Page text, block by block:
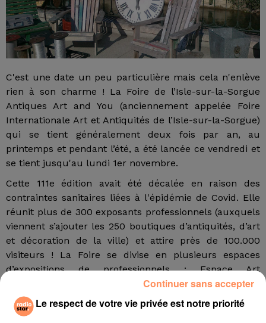
C'est une date un peu particulière mais cela n'enlève
rien à son charme ! La Foire de l’Isle-sur-la-Sorgue
Antiques Art and You (anciennement appelée Foire
Internationale Art et Antiquités de l’Isle-sur-la-Sorgue)
qui se tient généralement deux fois par an, au
printemps et pendant l’été, a été lancée ce vendredi et
se tient jusqu'au lundi 1er novembre.
Cette 111e édition avait été décalée en raison des
contraintes sanitaires liées à l'épidémie de Covid. Elle
réunit plus de 300 exposants professionnels (auxquels
viennent s’ajouter les 250 boutiques d’antiquités, d’art
et décoration de la ville) et attire près de 100.000
visiteurs ! La Foire se divise en plusieurs espaces
d’expositions de professionnels : Espace Art
Contemporain, Espace Design, Espace Antiquaires,
Espace Décoration, Espace Vieux Livres/Vieux Papiers
et Espace Vintage.
Le respect de votre vie privée est notre priorité
Continuer sans accepter